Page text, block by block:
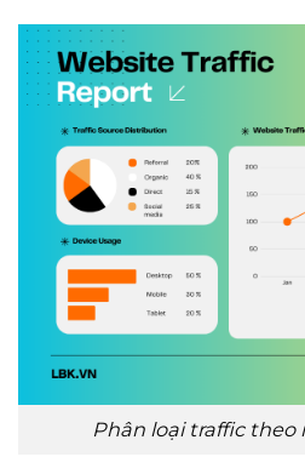
Phân loại traffic theo